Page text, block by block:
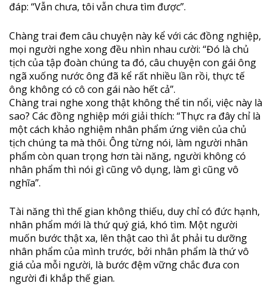
đáp: “Vẫn chưa, tôi vẫn chưa tìm được”.
Chàng trai đem câu chuyện này kể với các đồng nghiệp,
mọi người nghe xong đều nhìn nhau cười: “Đó là chủ
tịch của tập đoàn chúng ta đó, câu chuyện con gái ông
ngã xuống nước ông đã kể rất nhiều lần rồi, thực tế
ông không có cô con gái nào hết cả”.
Chàng trai nghe xong thật không thể tin nổi, việc này là
sao? Các đồng nghiệp mới giải thích: “Thực ra đây chỉ là
một cách khảo nghiệm nhân phẩm ứng viên của chủ
tịch chúng ta mà thôi. Ông từng nói, làm người nhân
phẩm còn quan trọng hơn tài năng, người không có
nhân phẩm thì nói gì cũng vô dụng, làm gì cũng vô
nghĩa”.
Tài năng thì thế gian không thiếu, duy chỉ có đức hạnh,
nhân phẩm mới là thứ quý giá, khó tìm. Một người
muốn bước thật xa, lên thật cao thì ắt phải tu dưỡng
nhân phẩm của mình trước, bởi nhân phẩm là thứ vô
giá của mỗi người, là bước đệm vững chắc đưa con
người đi khắp thế gian.